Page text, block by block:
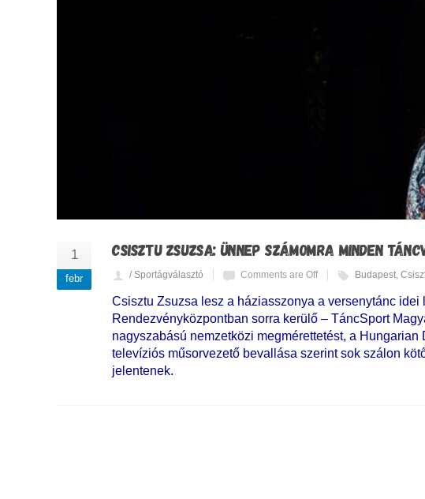
1
febr
CSISZTU ZSUZSA: ÜNNEP SZÁMOMRA MINDEN
/ Sportágválasztó Comments are Off Budapest
Csisztu Zsuzsa lesz a háziasszonya a versenytánc
Rendezvényközpontban sorra kerülő – TáncSport
nagyszabású nemzetközi megmérettetést, a
televíziós műsorvezető bevallása szerint sok szálon
jelentenek.